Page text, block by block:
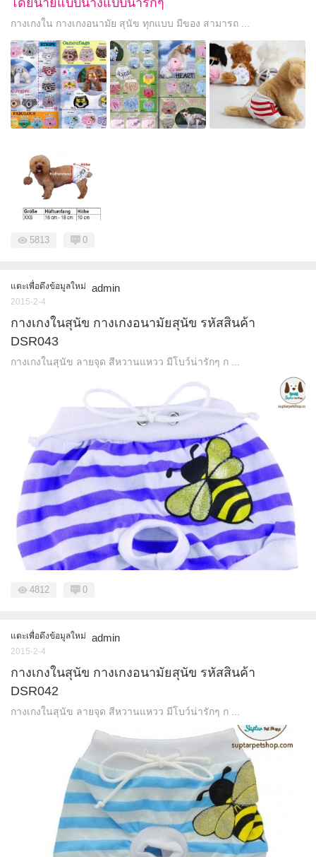
โดยนายแบบนางแบบน่ารักๆ
กางเกงใน กางเกงอนามัย สุนัข ทุกแบบ มีของ สามารถ ...
5813 0
แตะเพื่อดึงข้อมูลใหม่ admin
2015-2-4
กางเกงในสุนัข กางเกงอนามัยสุนัข รหัสสินค้า
DSR043
กางเกงในสุนัข ลายจุด สีหวานแหวว มีโบว์น่ารักๆ ก ...
4812 0
แตะเพื่อดึงข้อมูลใหม่ admin
2015-2-4
กางเกงในสุนัข กางเกงอนามัยสุนัข รหัสสินค้า
DSR042
กางเกงในสุนัข ลายจุด สีหวานแหวว มีโบว์น่ารักๆ ก ...